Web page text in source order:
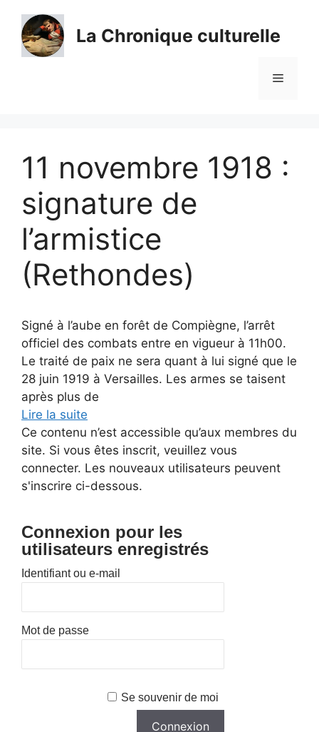
contenu
La Chronique culturelle
Menu
11 novembre 1918 :
signature de
l’armistice
(Rethondes)
Signé à l’aube en forêt de Compiègne, l’arrêt
officiel des combats entre en vigueur à 11h00.
Le traité de paix ne sera quant à lui signé que le
28 juin 1919 à Versailles. Les armes se taisent
après plus de
Lire la suite
Ce contenu n’est accessible qu’aux membres du
site. Si vous êtes inscrit, veuillez vous
connecter. Les nouveaux utilisateurs peuvent
s'inscrire ci-dessous.
Connexion pour les
utilisateurs enregistrés
Identifiant ou e-mail
Mot de passe
Se souvenir de moi